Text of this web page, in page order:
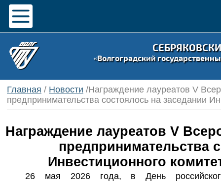
«Волгоградский
Главная / Новости /Награждение лауреатов V
предпринимательства состоялось на заседании
Награждение лауреатов V
предпринимательства
Инвестиционного
26 мая 2026 года, в День российского